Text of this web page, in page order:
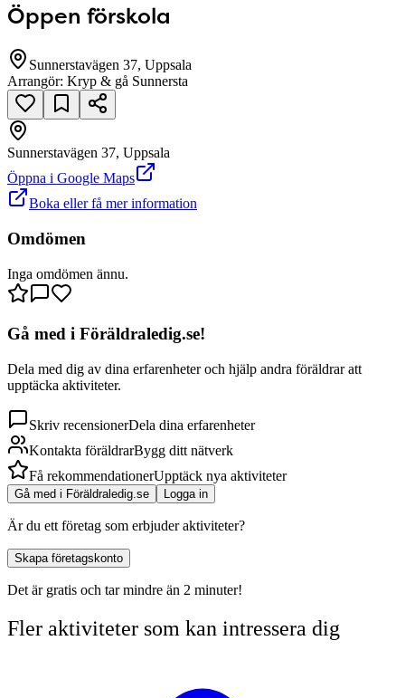
Öppen förskola
Sunnerstavägen 37, Uppsala
Arrangör: Kryp & gå Sunnersta
null
Sunnerstavägen 37
Sunnerstavägen 37, Uppsala
Öppna i Google Maps
Boka eller få mer information
Omdömen
Inga omdömen ännu.
Gå med i Föräldraledig.se!
Dela med dig av dina erfarenheter och hjälp andra föräldrar att
upptäcka aktiviteter.
Skriv recensionerDela dina erfarenheter
Kontakta föräldrarBygg ditt nätverk
Få rekommendationerUpptäck nya aktiviteter
Gå med i Föräldraledig.se Logga in
Är du ett företag som erbjuder aktiviteter?
Skapa företagskonto
Det är gratis och tar mindre än 2 minuter!
Fler aktiviteter som kan intressera dig